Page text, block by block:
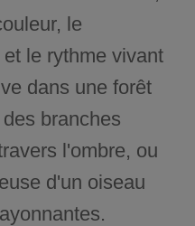
le
le rythme vivant
dans une forêt
branches
l'ombre, ou
d'un oiseau